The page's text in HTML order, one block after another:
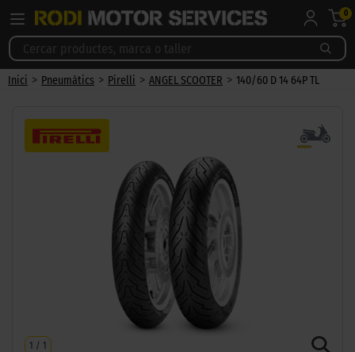
0
Inici > Pneumàtics > Pirelli > ANGEL SCOOTER > 140/60 D 14 64P TL
1 / 1